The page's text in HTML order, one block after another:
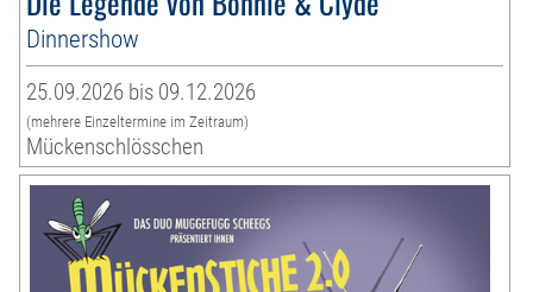
Dinnershow
25.09.2026 bis 09.12.2026
(mehrere Einzeltermine im Zeitraum)
Mückenschlösschen